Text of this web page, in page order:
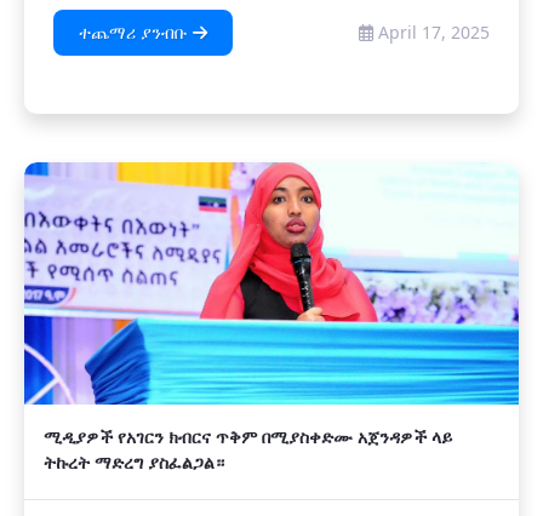
ተጨማሪ ያንብቡ April 17, 2025
ሚዲያዎች የአገርን ክብርና ጥቅም በሚያስቀድሙ አጀንዳዎች ላይ
ትኩረት ማድረግ ያስፈልጋል።